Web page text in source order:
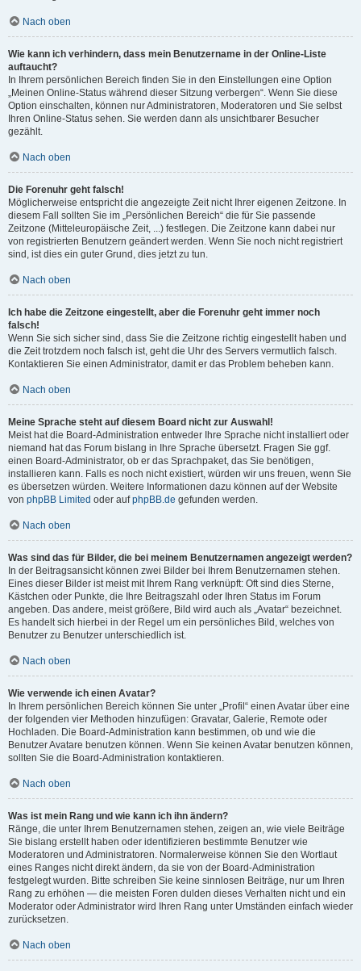
Nach oben
Wie kann ich verhindern, dass mein Benutzername in der Online-Liste
auftaucht?
In Ihrem persönlichen Bereich finden Sie in den Einstellungen eine Option
„Meinen Online-Status während dieser Sitzung verbergen“. Wenn Sie diese
Option einschalten, können nur Administratoren, Moderatoren und Sie selbst
Ihren Online-Status sehen. Sie werden dann als unsichtbarer Besucher
gezählt.
Nach oben
Die Forenuhr geht falsch!
Möglicherweise entspricht die angezeigte Zeit nicht Ihrer eigenen Zeitzone. In
diesem Fall sollten Sie im „Persönlichen Bereich“ die für Sie passende
Zeitzone (Mitteleuropäische Zeit, ...) festlegen. Die Zeitzone kann dabei nur
von registrierten Benutzern geändert werden. Wenn Sie noch nicht registriert
sind, ist dies ein guter Grund, dies jetzt zu tun.
Nach oben
Ich habe die Zeitzone eingestellt, aber die Forenuhr geht immer noch
falsch!
Wenn Sie sich sicher sind, dass Sie die Zeitzone richtig eingestellt haben und
die Zeit trotzdem noch falsch ist, geht die Uhr des Servers vermutlich falsch.
Kontaktieren Sie einen Administrator, damit er das Problem beheben kann.
Nach oben
Meine Sprache steht auf diesem Board nicht zur Auswahl!
Meist hat die Board-Administration entweder Ihre Sprache nicht installiert oder
niemand hat das Forum bislang in Ihre Sprache übersetzt. Fragen Sie ggf.
einen Board-Administrator, ob er das Sprachpaket, das Sie benötigen,
installieren kann. Falls es noch nicht existiert, würden wir uns freuen, wenn Sie
es übersetzen würden. Weitere Informationen dazu können auf der Website
von phpBB Limited oder aufphpBB.de gefunden werden.
Nach oben
Was sind das für Bilder, die bei meinem Benutzernamen angezeigt werden?
In der Beitragsansicht können zwei Bilder bei Ihrem Benutzernamen stehen.
Eines dieser Bilder ist meist mit Ihrem Rang verknüpft: Oft sind dies Sterne,
Kästchen oder Punkte, die Ihre Beitragszahl oder Ihren Status im Forum
angeben. Das andere, meist größere, Bild wird auch als „Avatar“ bezeichnet.
Es handelt sich hierbei in der Regel um ein persönliches Bild, welches von
Benutzer zu Benutzer unterschiedlich ist.
Nach oben
Wie verwende ich einen Avatar?
In Ihrem persönlichen Bereich können Sie unter „Profil“ einen Avatar über eine
der folgenden vier Methoden hinzufügen: Gravatar, Galerie, Remote oder
Hochladen. Die Board-Administration kann bestimmen, ob und wie die
Benutzer Avatare benutzen können. Wenn Sie keinen Avatar benutzen können,
sollten Sie die Board-Administration kontaktieren.
Nach oben
Was ist mein Rang und wie kann ich ihn ändern?
Ränge, die unter Ihrem Benutzernamen stehen, zeigen an, wie viele Beiträge
Sie bislang erstellt haben oder identifizieren bestimmte Benutzer wie
Moderatoren und Administratoren. Normalerweise können Sie den Wortlaut
eines Ranges nicht direkt ändern, da sie von der Board-Administration
festgelegt wurden. Bitte schreiben Sie keine sinnlosen Beiträge, nur um Ihren
Rang zu erhöhen — die meisten Foren dulden dieses Verhalten nicht und ein
Moderator oder Administrator wird Ihren Rang unter Umständen einfach wieder
zurücksetzen.
Nach oben